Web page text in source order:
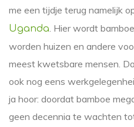
me een tijdje terug namelijk
Uganda . Hier wordt
worden huizen en andere
meest kwetsbare mensen.
ook nog eens
ja hoor: doordat bamboe
geen decennia te wachten